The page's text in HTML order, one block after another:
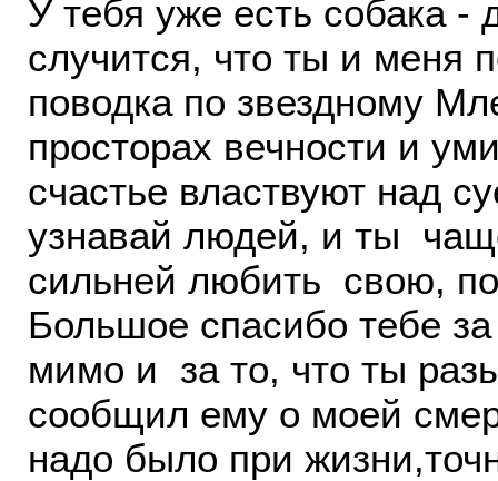
У тебя уже есть собака -
случится, что ты и меня
поводка по звездному
просторах вечности и
счастье властвуют над
узнавай людей, и ты
сильней любить свою,
Большое спасибо тебе
мимо и за то, что ты
сообщил ему о моей
надо было при